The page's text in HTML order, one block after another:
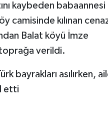
kaybeden
camisinde kılınan
Balat köyü İmze
verildi.
bayrakları asılırken,
etti